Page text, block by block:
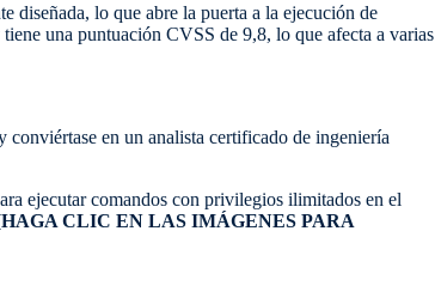
diseñada, lo que abre la puerta a la ejecución de
una puntuación CVSS de 9,8, lo que afecta a varias
en un analista certificado de ingeniería
ejecutar comandos con privilegios ilimitados en el
CLIC EN LAS IMÁGENES PARA